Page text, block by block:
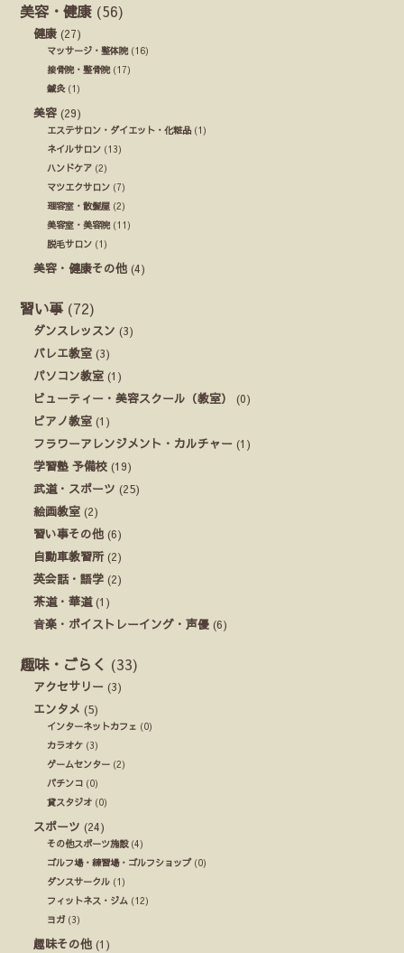
美容・健康 (56)
健康 (27)
マッサージ・整体院(16)
接骨院・整骨院(17)
鍼灸(1)
美容 (29)
エステサロン・ダイエット・化粧品 (1)
ネイルサロン (13)
ハンドケア (2)
マツエクサロン (7)
理容室・散髪屋 (2)
美容室・美容院(11)
脱毛サロン (1)
美容・健康その他 (4)
習い事 (72)
ダンスレッスン (3)
バレエ教室 (3)
パソコン教室 (1)
ビューティー・美容スクール（教室）
(0)
ピアノ教室 (1)
フラワーアレンジメント・カルチャー (1)
学習塾 予備校 (19)
武道・スポーツ (25)
絵画教室 (2)
習い事その他 (6)
自動車教習所(2)
英会話・語学 (2)
茶道・華道(1)
音楽・ボイストレーイング・声優 (6)
趣味・ごらく (33)
アクセサリー (3)
エンタメ (5)
インターネットカフェ (0)
カラオケ (3)
ゲームセンター (2)
パチンコ (0)
貸スタジオ (0)
スポーツ (24)
その他スポーツ施設(4)
ゴルフ場・練習場・ゴルフショップ(0)
ダンスサークル (1)
フィットネス・ジム (12)
ヨガ (3)
趣味その他 (1)